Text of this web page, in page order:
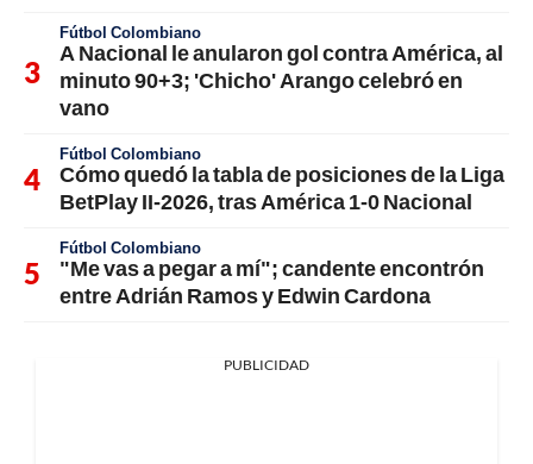
Fútbol Colombiano
A Nacional le anularon gol contra América, al
minuto 90+3; 'Chicho' Arango celebró en
vano
Fútbol Colombiano
Cómo quedó la tabla de posiciones de la Liga
BetPlay II-2026, tras América 1-0 Nacional
Fútbol Colombiano
"Me vas a pegar a mí"; candente encontrón
entre Adrián Ramos y Edwin Cardona
PUBLICIDAD